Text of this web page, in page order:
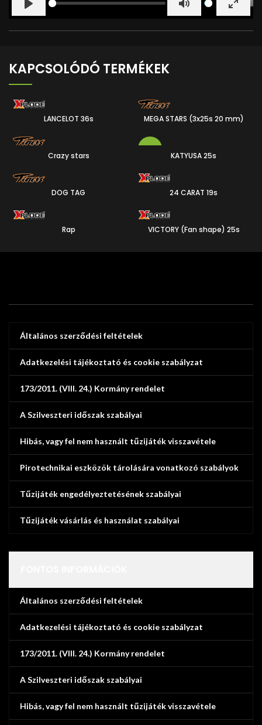
PLAY MUTE
ENTER
PLAY
KAPCSOLÓDÓ TERMÉKEK
LANCELOT 36s MEGA STARS (3x25s 20 mm)
Crazy stars KATYUSA 25s
DOG TAG 24 CARAT 19s
Rap
25
VICTORY (Fan shape) 25s
Általános szerződési feltételek
Adatkezelési tájékoztató és cookie szabályzat
173/2011. (VIII. 24.) Kormány rendelet
A Szilveszteri időszak szabályai
Hibás, vagy fel nem használt tűzijáték visszavétele
Pirotechnikai eszközök tárolására vonatkozó szabályok
Tűzijáték engedélyeztetésének szabályai
Tűzijáték vásárlás és használat szabályai
Általános szerződési feltételek
Adatkezelési tájékoztató és cookie szabályzat
173/2011. (VIII. 24.) Kormány rendelet
A Szilveszteri időszak szabályai
Hibás, vagy fel nem használt tűzijáték visszavétele